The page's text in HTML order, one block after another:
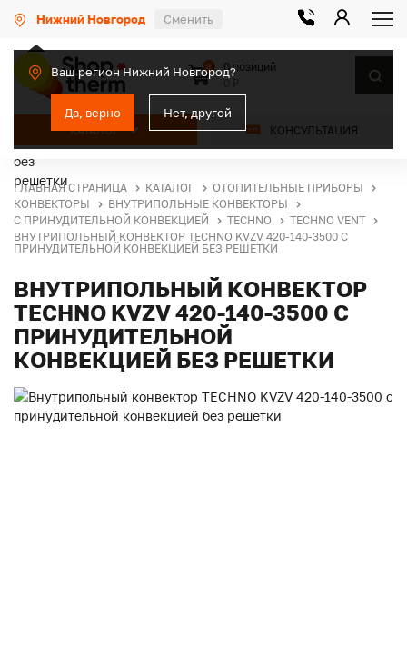
Нижний Новгород Сменить
Ваш регион Нижний Новгород?
Да, верно Нет, другой
КАТАЛОГ КОНСУЛЬТАЦИЯ
0
0 позиций
ГЛАВНАЯ СТРАНИЦА КАТАЛОГ
ОТОПИТЕЛЬНЫЕ ПРИБОРЫ
КОНВЕКТОРЫ
ВНУТРИПОЛЬНЫЕ КОНВЕКТОРЫ
С ПРИНУДИТЕЛЬНОЙ КОНВЕКЦИЕЙ
TECHNO
TECHNO VENT
ВНУТРИПОЛЬНЫЙ КОНВЕКТОР TECHNO KVZV 420-140-3500 С
ПРИНУДИТЕЛЬНОЙ КОНВЕКЦИЕЙ БЕЗ РЕШЕТКИ
ВНУТРИПОЛЬНЫЙ КОНВЕКТОР
TECHNO KVZV 420-140-3500 С
ПРИНУДИТЕЛЬНОЙ
КОНВЕКЦИЕЙ БЕЗ РЕШЕТКИ